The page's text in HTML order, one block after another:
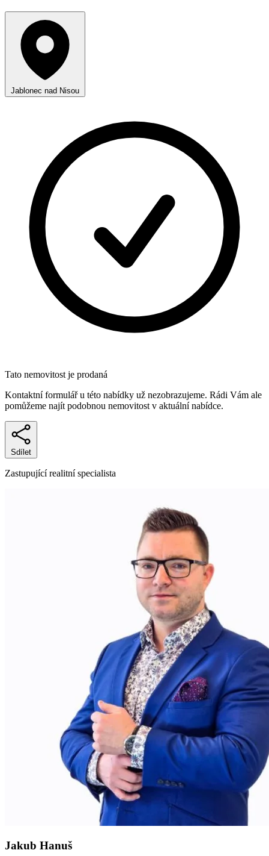
Jablonec nad Nisou
Tato nemovitost je prodaná
Kontaktní formulář u této nabídky už nezobrazujeme. Rádi Vám ale
pomůžeme najít podobnou nemovitost v aktuální nabídce.
Sdílet
Zastupující realitní specialista
Jakub Hanuš